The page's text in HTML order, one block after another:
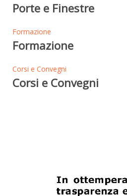
Porte e Finestre
Formazione
Formazione
Corsi e Convegni
Corsi e Convegni